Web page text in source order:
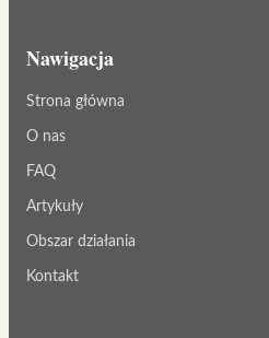
Nawigacja
Strona główna
O nas
FAQ
Artykuły
Obszar działania
Kontakt